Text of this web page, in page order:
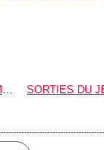
SORTIES DU JEUDI 31 AOUT, SAMEDI 2, DIMANCHE 3 ET LUNDI 4 SEPTEMBRE